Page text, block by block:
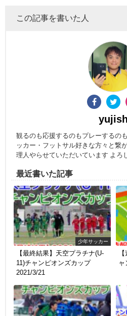
この記事を書いた人
yujish
観るのも応援するのもプレーするの
ッカー・フットサル好きな方々と繋
理人やらせていただいています よろ
最近書いた記事
少年サッカー
【最終結果】天空プラチナ(U-
11)チャンピオンズカップ
2021/3/21
ャ